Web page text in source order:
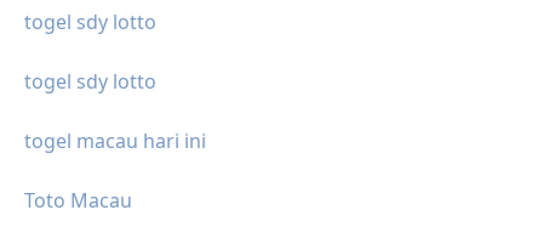
togel sdy lotto
togel sdy lotto
togel macau hari ini
Toto Macau